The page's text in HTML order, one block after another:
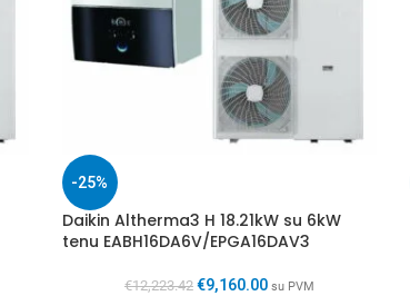
-25%
Daikin Altherma3 H 18.21kW su 6kW
tenu EABH16DA6V/EPGA16DAV3
€12,223.42 €9,160.00 su PVM